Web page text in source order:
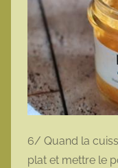
6/ Quand la
plat et mettre le